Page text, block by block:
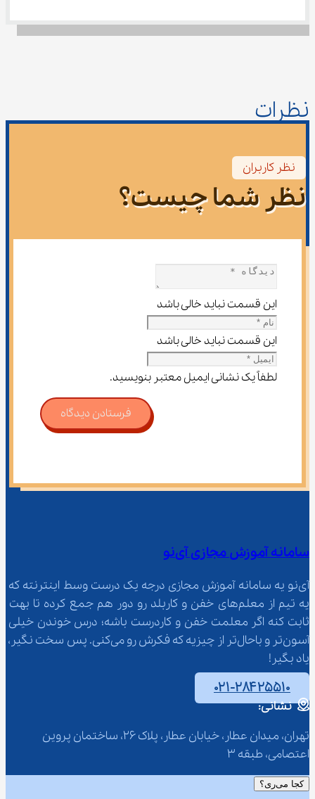
نظرات
نظر کاربران
نظر شما چیست؟
این قسمت نباید خالی باشد
این قسمت نباید خالی باشد
لطفاً یک نشانی ایمیل معتبر بنویسید.
فرستادن دیدگاه
سامانه آموزش مجازی آی‌نو
آی‌نو یه سامانه آموزش مجازی درجه یک درست وسط اینترنته که
یه تیم از معلم‌‌های خفن و کاربلد رو دور هم جمع کرده تا بهت
ثابت کنه اگر معلمت خفن و کاردرست باشه؛ درس خوندن خیلی
آسون‌تر و باحال‌تر از چیزیه که فکرش رو می‌کنی. پس سخت نگیر،
یاد بگیر!
۰۲۱-۲۸۴۲۵۵۱۰
نشانی:
تهران، میدان عطار، خیابان عطار، پلاک 26، ساختمان پروین
اعتصامی، طبقه 3
کجا می‌ری؟